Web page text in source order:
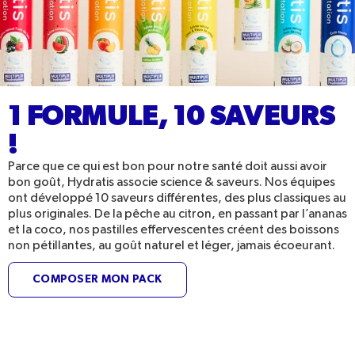
1 FORMULE, 10 SAVEURS
!
Parce que ce qui est bon pour notre santé doit aussi avoir
bon goût, Hydratis associe science & saveurs. Nos équipes
ont développé 10 saveurs différentes, des plus classiques au
plus originales. De la pêche au citron, en passant par l’ananas
et la coco, nos pastilles effervescentes créent des boissons
non pétillantes, au goût naturel et léger, jamais écoeurant.
COMPOSER MON PACK